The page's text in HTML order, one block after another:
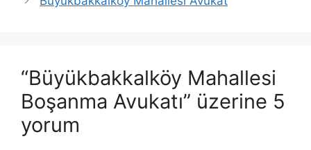
“Büyükbakkalköy Mahallesi
Boşanma Avukatı” üzerine 5
yorum